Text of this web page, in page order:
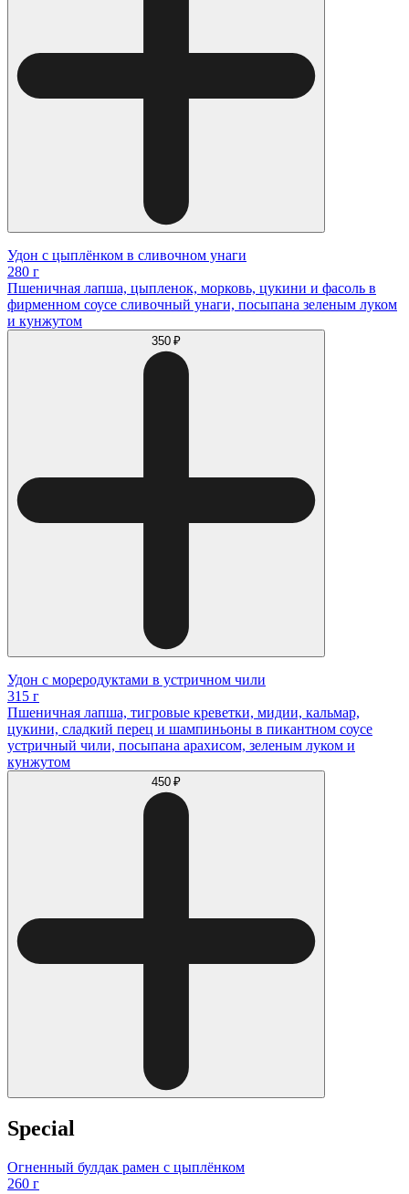
Удон с цыплёнком в сливочном унаги
280 г
Пшеничная лапша, цыпленок, морковь, цукини и фасоль в
фирменном соусе сливочный унаги, посыпана зеленым луком
и кунжутом
350 ₽
Удон с мореродуктами в устричном чили
315 г
Пшеничная лапша, тигровые креветки, мидии, кальмар,
цукини, сладкий перец и шампиньоны в пикантном соусе
устричный чили, посыпана арахисом, зеленым луком и
кунжутом
450 ₽
Special
Огненный булдак рамен с цыплёнком
260 г